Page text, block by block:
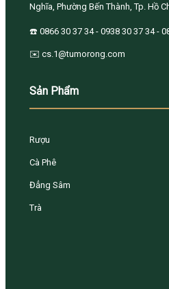
Nghĩa, Phường Bến Thành, Tp. Hồ
☎️ 0866 30 37 34 - 0938 30 37 34 -
✉️ cs.1@tumorong.com
Sản Phẩm
Rượu
Cà Phê
Đẳng Sâm
Trà